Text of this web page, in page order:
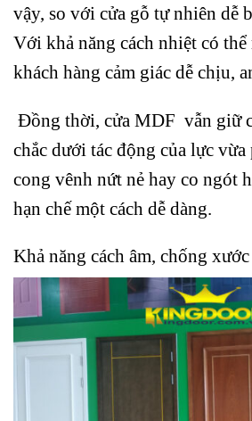
vậy, so với cửa gỗ tự nhiên dễ
Với khả năng cách nhiệt có thể
khách hàng cảm giác dễ chịu,
Đồng thời, cửa MDF vẫn giữ
chắc dưới tác động của lực
cong vênh nứt nẻ hay co ngót
hạn chế một cách dễ dàng.
Khả năng cách âm, chống